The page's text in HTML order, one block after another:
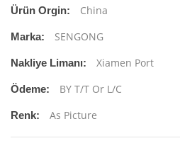
Ürün Orgin: China
Marka: SENGONG
Nakliye Limanı: Xiamen Port
Ödeme: BY T/T Or L/C
Renk: As Picture